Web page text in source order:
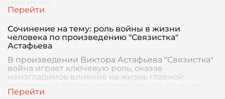
Сочинение на тему: роль войны в жизни
человека по произведению "Связистка"
Астафьева
В произведении Виктора Астафьева "Связистка"
война играет ключевую роль, оказав
неизгладимое влияние на жизнь главной
героини и, в более широком смысле, на жизнь
всех участников эт